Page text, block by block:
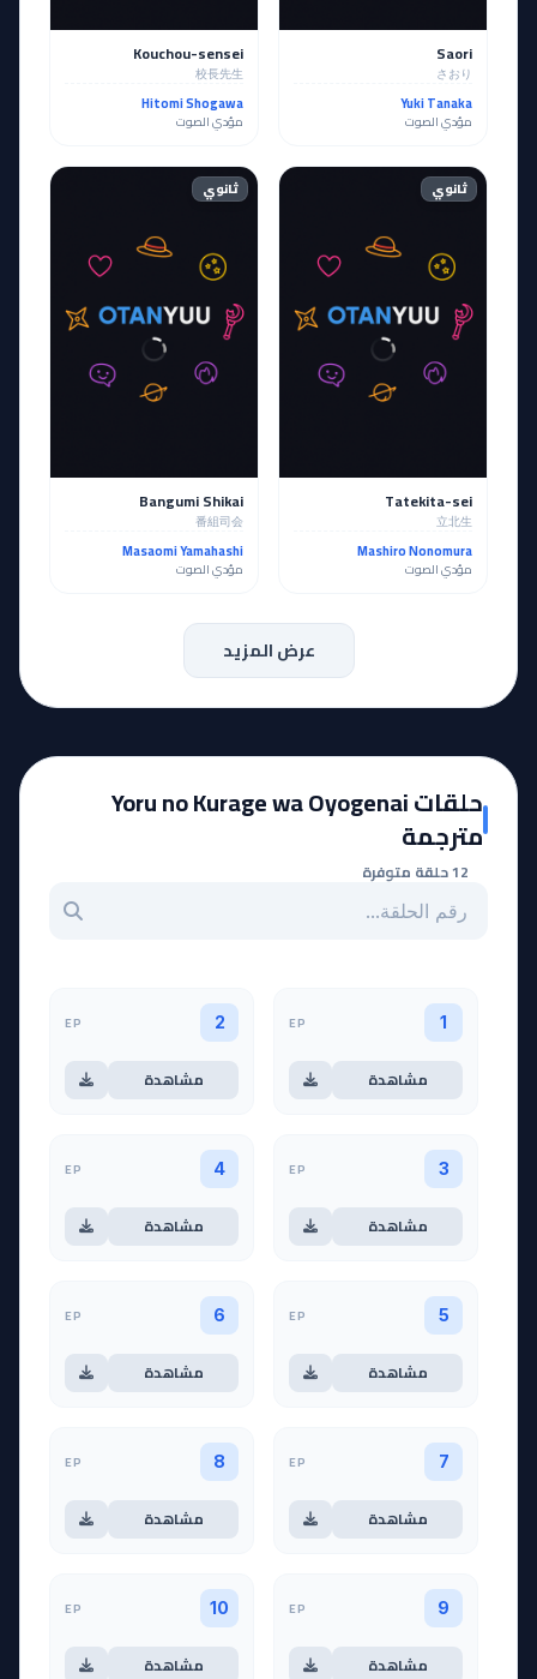
Saori
さおり
Yuki Tanaka
مؤدي الصوت
Kouchou-sensei
校長先生
Hitomi Shogawa
مؤدي الصوت
ثانوي
Tatekita-sei
立北生
Mashiro Nonomura
مؤدي الصوت
ثانوي
Bangumi Shikai
番組司会
Masaomi Yamahashi
مؤدي الصوت
عرض المزيد
حلقات Yoru no Kurage wa Oyogenai
مترجمة
12 حلقة متوفرة
بحث عن حلقة بالرقم
1
EP
مشاهدة
2
EP
مشاهدة
3
EP
مشاهدة
4
EP
مشاهدة
5
EP
مشاهدة
6
EP
مشاهدة
7
EP
مشاهدة
8
EP
مشاهدة
9
EP
مشاهدة
10
EP
مشاهدة